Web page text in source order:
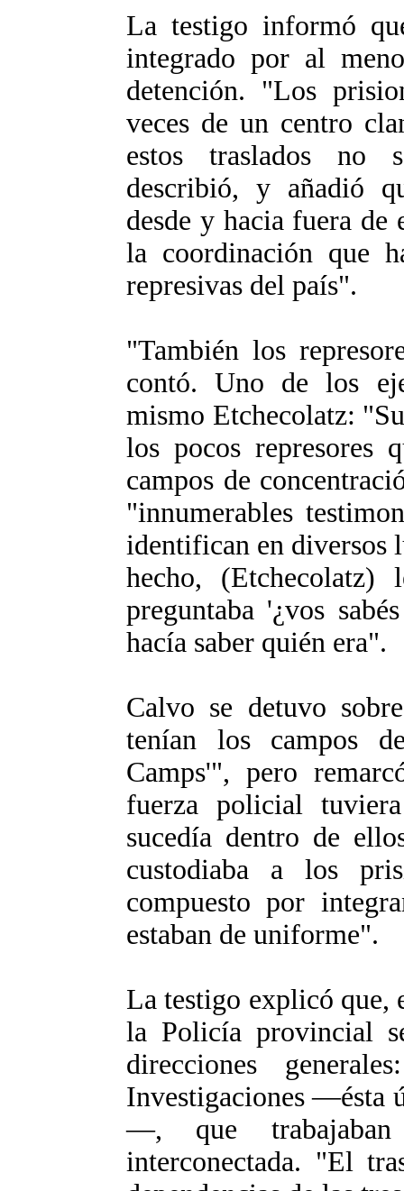
La testigo informó
integrado por al
detención. "Los
veces de un centro
estos traslados no
describió, y añadió
desde y hacia fuera de
la coordinación que
represivas del país".
"También los
contó. Uno de los
mismo Etchecolatz:
los pocos represores
campos de
"innumerables
identifican en diversos
hecho,
preguntaba '¿vos
hacía saber quién era".
Calvo se detuvo
tenían los campos
Camps'", pero
fuerza policial
sucedía dentro de
custodiaba a los
compuesto por
estaban de uniforme".
La testigo explicó que,
la Policía provincial
direcciones
Investigaciones —ésta
—, que
interconectada. "El